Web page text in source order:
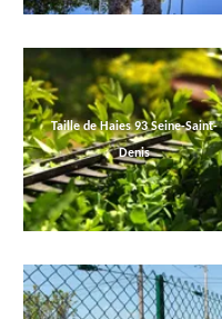
Taille de Haies 93 Seine-Saint-
Denis